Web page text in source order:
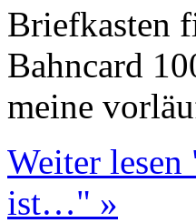
Briefkasten
Bahncard
meine
Weiter
ist…" »